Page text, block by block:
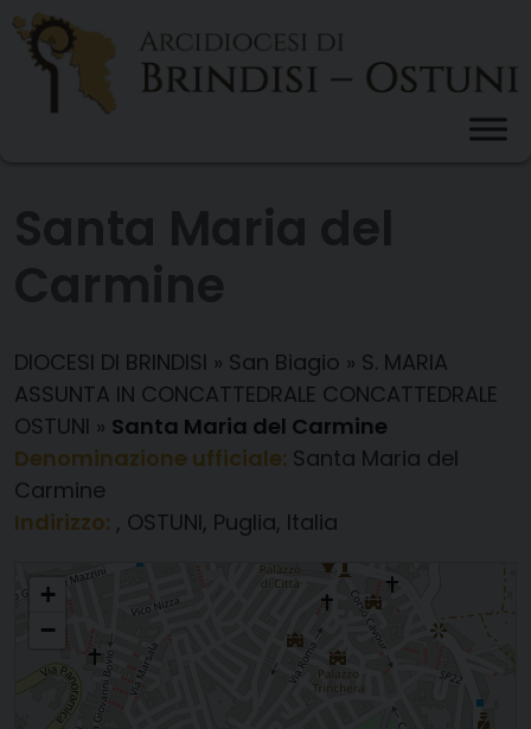
Skip
content
DIOCESI DI BRINDISI » San Biagio » S. MARIA
ASSUNTA IN CONCATTEDRALE CONCATTEDRALE
OSTUNI » Santa Maria del Carmine
Denominazione ufficiale: Santa Maria del
Carmine
Indirizzo: , OSTUNI, Puglia, Italia
Santa Maria del Carmine
+
−